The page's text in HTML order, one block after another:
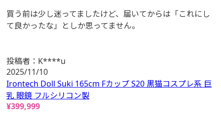
買う前は少し迷ってましたけど、届いてからは「これにし
て良かったな」としか思ってません。
投稿者： K****u
2025/11/10
Irontech Doll Suki 165cm Fカップ S20 黒猫コスプレ系 巨
乳 眼鏡 フルシリコン製
¥399,999